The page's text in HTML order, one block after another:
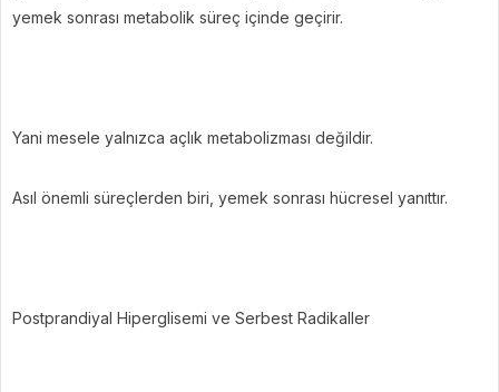
yemek sonrası metabolik süreç içinde geçirir.
Yani mesele yalnızca açlık metabolizması değildir.
Asıl önemli süreçlerden biri, yemek sonrası hücresel yanıttır.
Postprandiyal Hiperglisemi ve Serbest Radikaller